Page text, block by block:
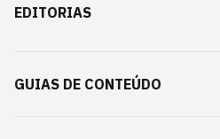
EDITORIAS
GUIAS DE CONTEÚDO